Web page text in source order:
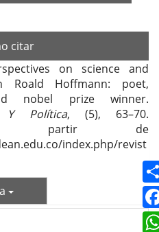
citar
on science and
Roald Hoffmann: poet,
nobel prize winner.
Y Política, (5), 63–70.
a partir de
index.php/revist